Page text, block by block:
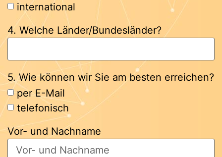
international
4. Welche Länder/Bundesländer?
5. Wie können wir Sie am besten erreichen?
per E-Mail
telefonisch
Vor- und Nachname